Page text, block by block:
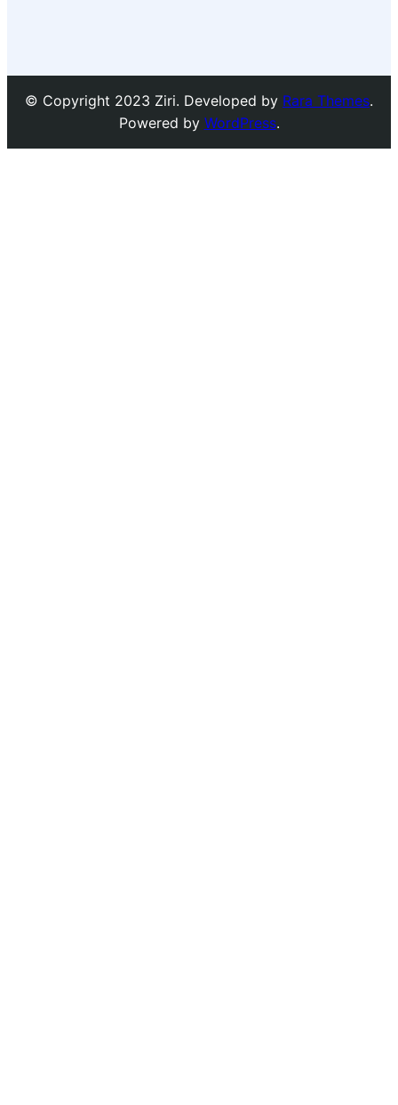
© Copyright 2023 Ziri. Developed by Rara Themes.
Powered by WordPress.